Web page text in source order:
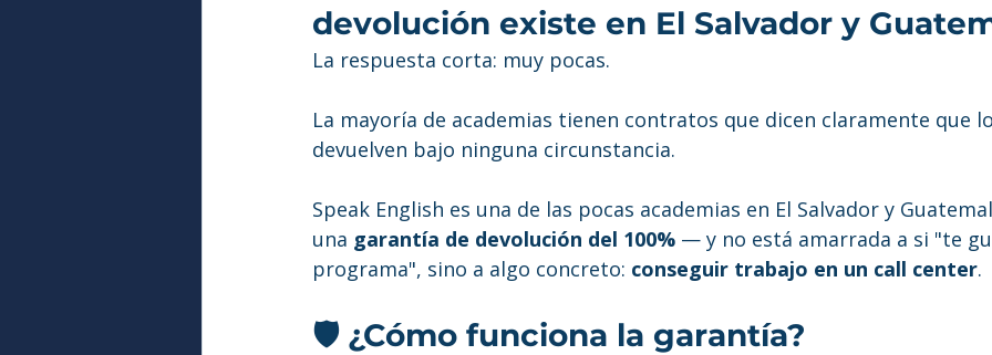
devolución existe en El Salvador y
La respuesta corta: muy pocas.
La mayoría de academias tienen contratos que dicen claramente que
devuelven bajo ninguna circunstancia.
Speak English es una de las pocas academias en El Salvador y
una garantía de devolución del 100% — y no está amarrada a si "te
programa", sino a algo concreto: conseguir trabajo en un call center.
🛡️ ¿Cómo funciona la garantía?